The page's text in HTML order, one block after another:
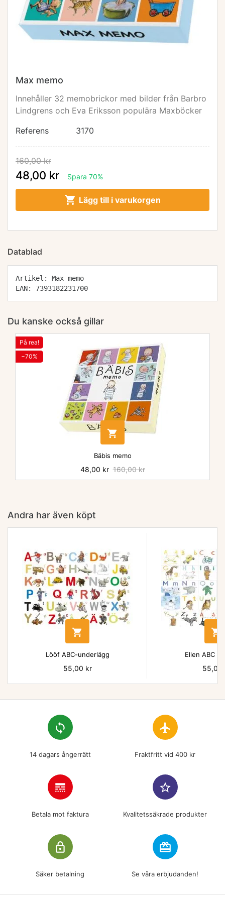
Max memo
Innehåller 32 memobrickor med bilder från Barbro
Lindgrens och Eva Eriksson populära Maxböcker
Referens
3170
160,00 kr
48,00 kr Spara 70%
 Lägg till i varukorgen
Datablad
Artikel: Max memo
EAN: 7393182231700
Du kanske också gillar
På rea!
−70%

Bäbis memo
Pris
48,00 kr Baspris
160,00 kr
Andra har även köpt

Lööf ABC-underlägg
Pris
55,00 kr

Ellen ABC
Pris
55,00
loop
14 dagars ångerrätt
flight
Fraktfritt vid 400 kr
line_style
Betala mot faktura
star_border
Kvalitetssäkrade produkter
lock_outline
Säker betalning
redeem
Se våra erbjudanden!